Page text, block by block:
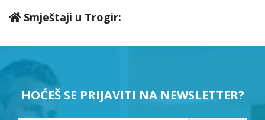
Smještaji u Trogir:
HOĆEŠ SE PRIJAVITI NA NEWSLETTER?